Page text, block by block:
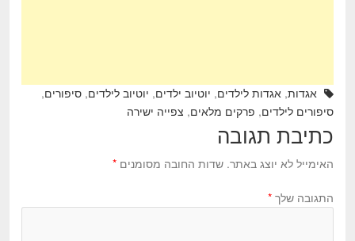
אגדות, אגדות לילדים, יוטיוב ילדים, יוטיוב לילדים, סיפורים,
סיפורים לילדים, פרקים מלאים, צפייה ישירה
כתיבת תגובה
האימייל לא יוצג באתר. שדות החובה מסומנים *
התגובה שלך *